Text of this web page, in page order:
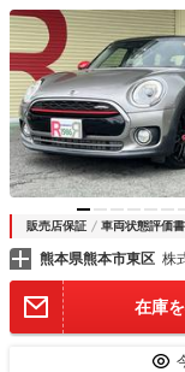
Ｃ・スマートキー・
イト・Ｒクルコン・
減・１７ＡＷ
販売店保証 車両状態評価書
熊本県熊本市東区 株
在庫